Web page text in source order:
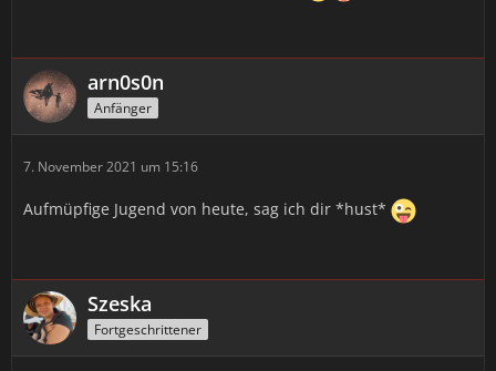
arn0s0n
Anfänger
7. November 2021 um 15:16
Aufmüpfige Jugend von heute, sag ich dir *hust*
Szeska
Fortgeschrittener